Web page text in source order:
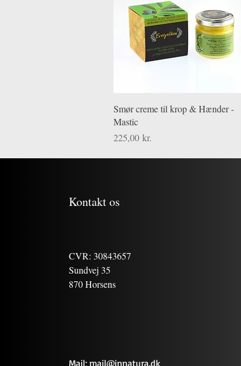
Hurtigvisning
Smør creme til krop & Hænder -
Mastic
Pris
225,00 kr.
Kontakt os
CVR: 30843657
Sundvej 35
870 Horsens
Mail; mail@innatura.dk